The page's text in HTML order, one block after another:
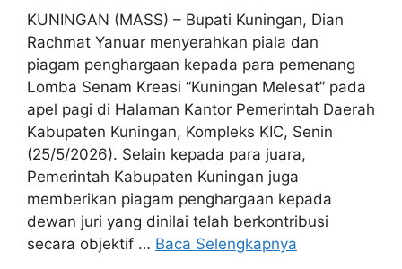
KUNINGAN (MASS) – Bupati Kuningan, Dian
Rachmat Yanuar menyerahkan piala dan
piagam penghargaan kepada para pemenang
Lomba Senam Kreasi “Kuningan Melesat” pada
apel pagi di Halaman Kantor Pemerintah Daerah
Kabupaten Kuningan, Kompleks KIC, Senin
(25/5/2026). Selain kepada para juara,
Pemerintah Kabupaten Kuningan juga
memberikan piagam penghargaan kepada
dewan juri yang dinilai telah berkontribusi
secara objektif … Baca Selengkapnya